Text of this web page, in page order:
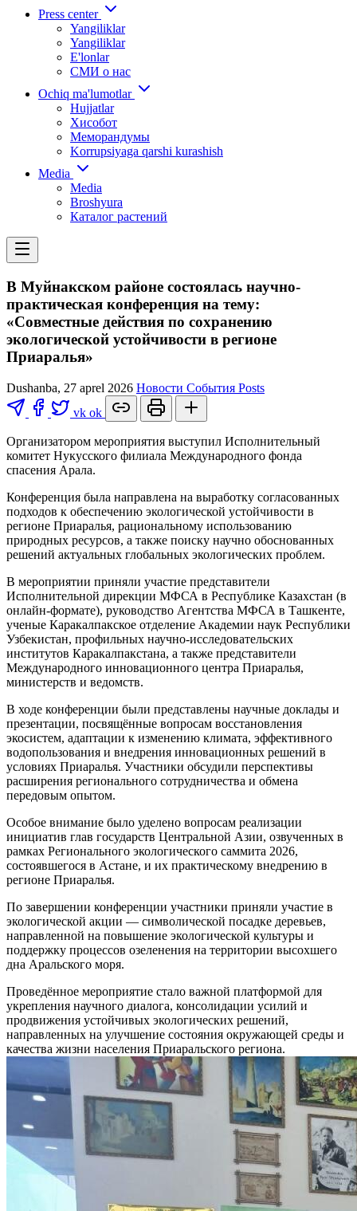
Press center
Yangiliklar
Yangiliklar
E'lonlar
СМИ о нас
Ochiq ma'lumotlar
Hujjatlar
Хисобот
Меморандумы
Korrupsiyaga qarshi kurashish
Media
Media
Broshyura
Каталог растений
В Муйнакском районе состоялась научно-
практическая конференция на тему:
«Совместные действия по сохранению
экологической устойчивости в регионе
Приаралья»
Dushanba, 27 aprel 2026 Новости События Posts
vk ok
Организатором мероприятия выступил Исполнительный
комитет Нукусского филиала Международного фонда
спасения Арала.
Конференция была направлена на выработку согласованных
подходов к обеспечению экологической устойчивости в
регионе Приаралья, рациональному использованию
природных ресурсов, а также поиску научно обоснованных
решений актуальных глобальных экологических проблем.
В мероприятии приняли участие представители
Исполнительной дирекции МФСА в Республике Казахстан (в
онлайн-формате), руководство Агентства МФСА в Ташкенте,
ученые Каракалпакское отделение Академии наук Республики
Узбекистан, профильных научно-исследовательских
институтов Каракалпакстана, а также представители
Международного инновационного центра Приаралья,
министерств и ведомств.
В ходе конференции были представлены научные доклады и
презентации, посвящённые вопросам восстановления
экосистем, адаптации к изменению климата, эффективного
водопользования и внедрения инновационных решений в
условиях Приаралья. Участники обсудили перспективы
расширения регионального сотрудничества и обмена
передовым опытом.
Особое внимание было уделено вопросам реализации
инициатив глав государств Центральной Азии, озвученных в
рамках Регионального экологического саммита 2026,
состоявшегося в Астане, и их практическому внедрению в
регионе Приаралья.
По завершении конференции участники приняли участие в
экологической акции — символической посадке деревьев,
направленной на повышение экологической культуры и
поддержку процессов озеленения на территории высохшего
дна Аральского моря.
Проведённое мероприятие стало важной платформой для
укрепления научного диалога, консолидации усилий и
продвижения устойчивых экологических решений,
направленных на улучшение состояния окружающей среды и
качества жизни населения Приаральского региона.